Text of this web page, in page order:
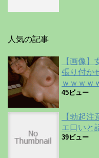
人気の記事
【画像
張り付か
ｗｗｗｗ
45ビュー
【勃起
エ口いと
39ビュー